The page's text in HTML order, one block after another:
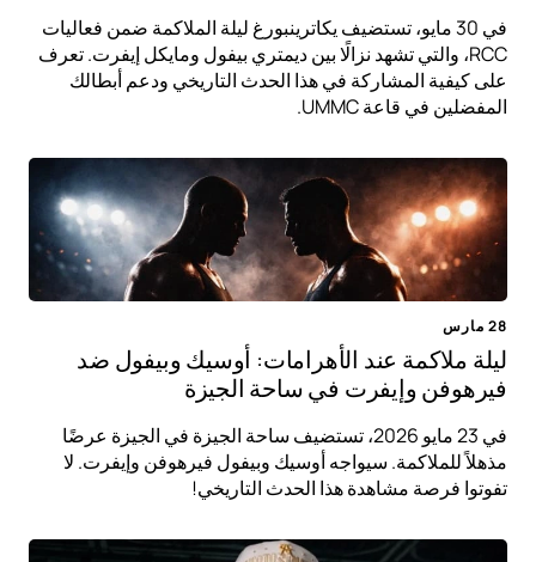
في 30 مايو، تستضيف يكاترينبورغ ليلة الملاكمة ضمن فعاليات
RCC، والتي تشهد نزالًا بين ديمتري بيفول ومايكل إيفرت. تعرف
على كيفية المشاركة في هذا الحدث التاريخي ودعم أبطالك
المفضلين في قاعة UMMC.
28 مارس
ليلة ملاكمة عند الأهرامات: أوسيك وبيفول ضد
فيرهوفن وإيفرت في ساحة الجيزة
في 23 مايو 2026، تستضيف ساحة الجيزة في الجيزة عرضًا
مذهلاً للملاكمة. سيواجه أوسيك وبيفول فيرهوفن وإيفرت. لا
تفوتوا فرصة مشاهدة هذا الحدث التاريخي!